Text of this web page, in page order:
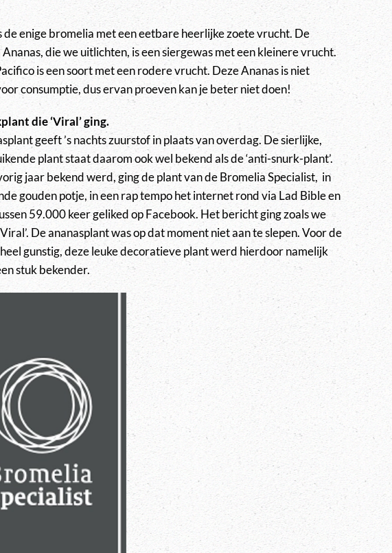
de enige bromelia met een eetbare heerlijke zoete vrucht. De
die we uitlichten, is een siergewas met een kleinere vrucht.
is een soort met een rodere vrucht. Deze Ananas is niet
consumptie, dus ervan proeven kan je beter niet doen!
die ‘Viral’ ging.
geeft ’s nachts zuurstof in plaats van overdag. De sierlijke,
plant staat daarom ook wel bekend als de ‘anti-snurk-plant’.
jaar bekend werd, ging de plant van de Bromelia Specialist, in
gouden potje, in een rap tempo het internet rond via Lad Bible en
59.000 keer geliked op Facebook. Het bericht ging zoals we
De ananasplant was op dat moment niet aan te slepen. Voor de
gunstig, deze leuke decoratieve plant werd hierdoor namelijk
stuk bekender.